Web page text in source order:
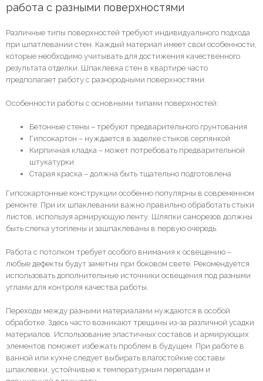
работа с разными поверхностями
Различные типы поверхностей требуют индивидуального подхода
при шпатлевании стен. Каждый материал имеет свои особенности,
которые необходимо учитывать для достижения качественного
результата отделки. Шпаклевка стен в квартире часто
предполагает работу с разнородными поверхностями.
Особенности работы с основными типами поверхностей:
Бетонные стены – требуют предварительного грунтования
Гипсокартон – нуждается в заделке стыков серпянкой
Кирпичная кладка – может потребовать предварительной
штукатурки
Старая краска – должна быть тщательно подготовлена
Гипсокартонные конструкции особенно популярны в современном
ремонте. При их шпаклевании важно правильно обработать стыки
листов, используя армирующую ленту. Шляпки саморезов должны
быть слегка утоплены и зашпаклеваны в первую очередь.
Работа с потолком требует особого внимания к освещению –
любые дефекты будут заметны при боковом свете. Рекомендуется
использовать дополнительные источники освещения под разными
углами для контроля качества работы.
Переходы между разными материалами нуждаются в особой
обработке. Здесь часто возникают трещины из-за различной усадки
материалов. Использование эластичных составов и армирующих
элементов поможет избежать проблем в будущем. При работе в
ванной или кухне следует выбирать влагостойкие составы
шпаклевки, устойчивые к температурным перепадам и